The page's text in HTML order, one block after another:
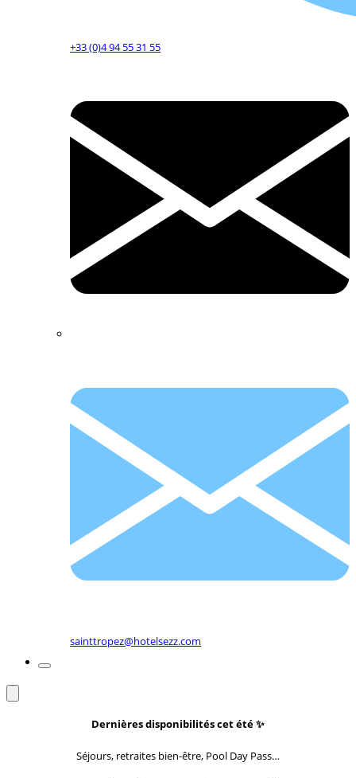
+33 (0)4 94 55 31 55
sainttropez@hotelsezz.com
Dernières disponibilités cet été ✨
Séjours, retraites bien-être, Pool Day Pass…